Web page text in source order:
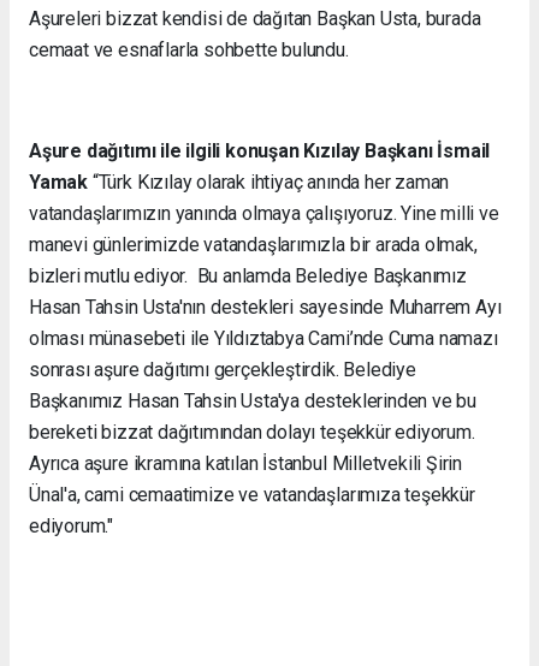
Aşureleri bizzat kendisi de dağıtan Başkan Usta, burada
cemaat ve esnaflarla sohbette bulundu.
Aşure dağıtımı ile ilgili konuşan Kızılay Başkanı İsmail
Yamak “Türk Kızılay olarak ihtiyaç anında her zaman
vatandaşlarımızın yanında olmaya çalışıyoruz. Yine milli ve
manevi günlerimizde vatandaşlarımızla bir arada olmak,
bizleri mutlu ediyor. Bu anlamda Belediye Başkanımız
Hasan Tahsin Usta'nın destekleri sayesinde Muharrem Ayı
olması münasebeti ile Yıldıztabya Cami’nde Cuma namazı
sonrası aşure dağıtımı gerçekleştirdik. Belediye
Başkanımız Hasan Tahsin Usta'ya desteklerinden ve bu
bereketi bizzat dağıtımından dolayı teşekkür ediyorum.
Ayrıca aşure ikramına katılan İstanbul Milletvekili Şirin
Ünal'a, cami cemaatimize ve vatandaşlarımıza teşekkür
ediyorum."